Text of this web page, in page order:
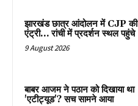
झारखंड छात्र आंदोलन में CJP की
एंट्री… रांची में प्रदर्शन स्थल पहुंचे
9 August 2026
बाबर आजम ने पठान को दिखाया था
'एटीट्यूड'? सच सामने आया